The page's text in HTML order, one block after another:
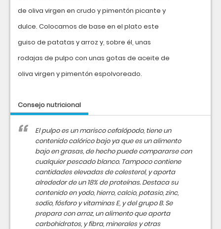
de oliva virgen en crudo y pimentón picante y
dulce. Colocamos de base en el plato este
guiso de patatas y arroz y, sobre él, unas
rodajas de pulpo con unas gotas de aceite de
oliva virgen y pimentón espolvoreado.
Consejo nutricional
El pulpo es un marisco cefalópodo, tiene un
contenido calórico bajo ya que es un alimento
bajo en grasas, de hecho puede compararse con
cualquier pescado blanco. Tampoco contiene
cantidades elevadas de colesterol, y aporta
alrededor de un 18% de proteínas. Destaca su
contenido en yodo, hierro, calcio, potasio, zinc,
sodio, fósforo y vitaminas E, y del grupo B. Se
prepara con arroz, un alimento que aporta
carbohidratos, y fibra, minerales y otras